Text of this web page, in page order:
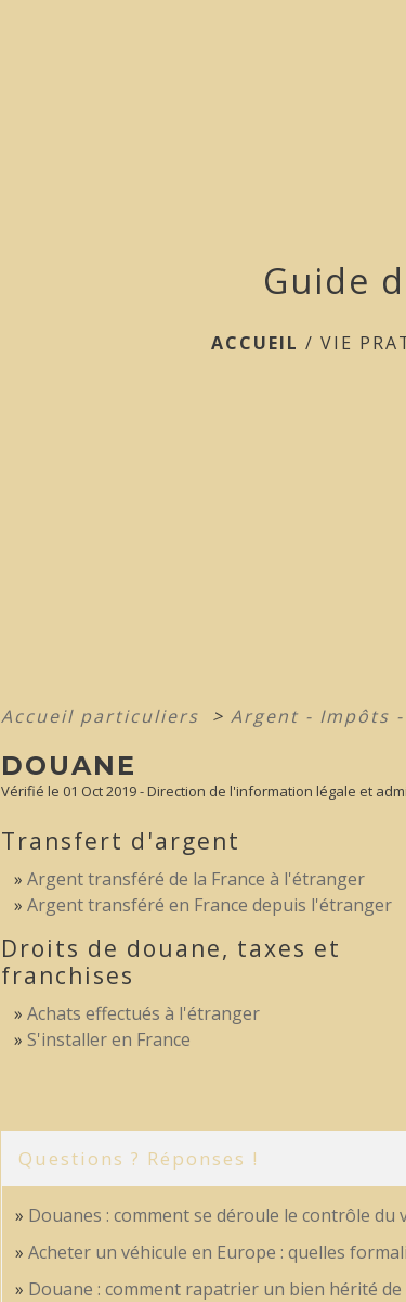
Guide
ACCUEIL /VIE
Accueil particuliers > Argent - Impôts
DOUANE
Vérifié le 01 Oct 2019 - Direction de l'information légale et
Transfert d'argent
Argent transféré de la France à l'étranger
Argent transféré en France depuis l'étranger
Droits de douane, taxes et
franchises
Achats effectués à l'étranger
S'installer en France
Questions ? Réponses !
Douanes : comment se déroule le contrôle du
Acheter un véhicule en Europe : quelles
Douane : comment rapatrier un bien hérité